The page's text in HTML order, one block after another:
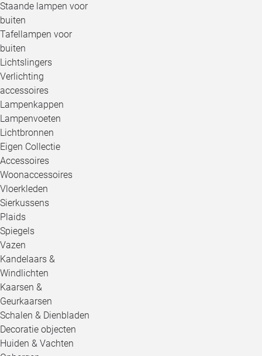
Staande lampen voor
buiten
Tafellampen voor
buiten
Lichtslingers
Verlichting
accessoires
Lampenkappen
Lampenvoeten
Lichtbronnen
Eigen Collectie
Accessoires
Woonaccessoires
Vloerkleden
Sierkussens
Plaids
Spiegels
Vazen
Kandelaars &
Windlichten
Kaarsen &
Geurkaarsen
Schalen & Dienbladen
Decoratie objecten
Huiden & Vachten